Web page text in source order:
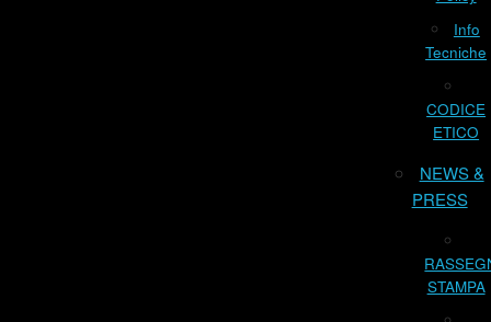
Info
Tecniche
CODICE
ETICO
NEWS &
PRESS
STAMPA